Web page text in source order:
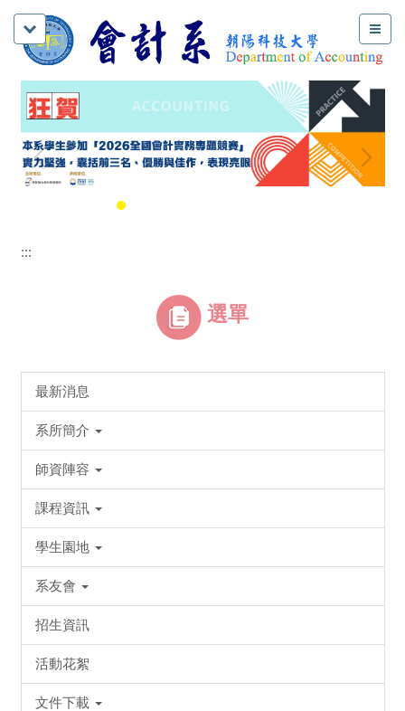
:::
選單
最新消息
系所簡介
師資陣容
課程資訊
學生園地
系友會
招生資訊
活動花絮
文件下載